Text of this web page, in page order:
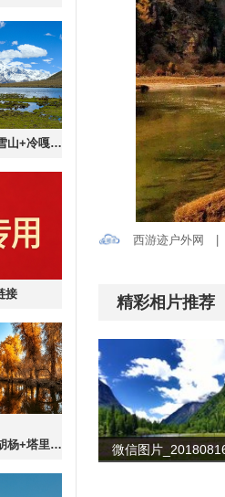
【贡嘎五湖】贡嘎雪山+冷嘎措+三恩措+月亮湖+里索海双湖轻徒步6日
接
【金秋南疆】水上胡杨+塔里木胡杨林+沙漠公路+泽普金胡杨+罗布人村寨+喀什古城休闲7日游（2-6人/车）
西游迹户外网
精彩相片推荐